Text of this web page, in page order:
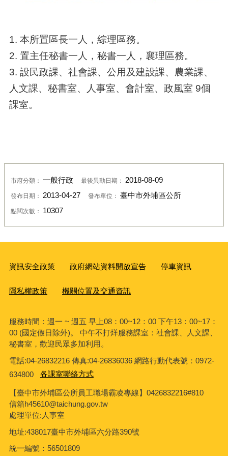
1. 本所置區長一人，綜理區務。
2. 置主任秘書一人，秘書一人，襄理區務。
3. 設民政課、社會課、公用及建設課、農業課、
人文課、秘書室、人事室、會計室、政風室 9個
課室。
市府分類： 一般行政 最後異動日期： 2018-08-09
發布日期： 2013-04-27 發布單位： 臺中市外埔區公所
點閱次數： 10307
資訊安全政策 政府網站資料開放宣告 停車資訊
隱私權政策 機關位置及交通資訊
服務時間：週一 ~ 週五 早上08：00~12：00 下午13：00~17：
00 (國定假日除外)。 中午不打烊服務課室：社會課、人文課、
秘書室，歡迎民眾多加利用。
電話:04-26832216 傳真:04-26836036 網路行動代表號：0972-
634800
各課室聯絡方式
【臺中市外埔區公所員工職場霸凌專線】0426832216#810
信箱h45610@taichung.gov.tw
處理單位:人事室
地址:438017臺中市外埔區六分路390號
統一編號：56501809